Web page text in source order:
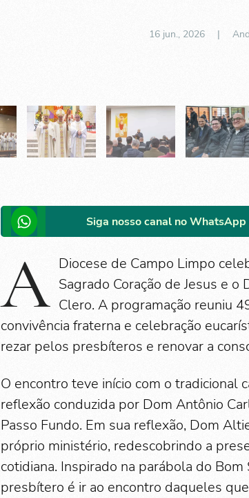
16 jun., 2026|
Siga nosso canal no WhatsApp
A Diocese de Campo Limpo
Sagrado Coração de Jesus e
Clero. A programação reuniu
convivência fraterna e celebração
rezar pelos presbíteros e renovar a
O encontro teve início com o tradicional
reflexão conduzida por Dom Antônio
Passo Fundo. Em sua reflexão, Dom
próprio ministério, redescobrindo a
cotidiana. Inspirado na parábola do
presbítero é ir ao encontro daqueles